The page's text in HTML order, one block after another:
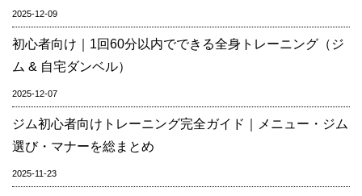
2025-12-09
初心者向け｜1回60分以内でできる全身トレーニング（ジ
ム & 自宅ダンベル）
2025-12-07
ジム初心者向けトレーニング完全ガイド｜メニュー・ジム
選び・マナーを総まとめ
2025-11-23